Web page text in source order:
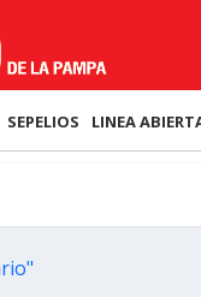
SEPELIOS LINEA